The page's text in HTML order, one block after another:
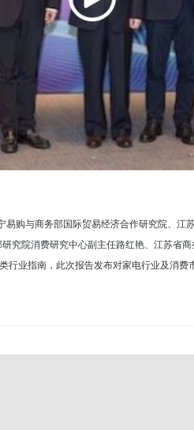
购与商务部国际贸易经济合作研究院、江
究院消费研究中心副主任路红艳、江苏省
行业指南，此次报告发布对家电行业及消费